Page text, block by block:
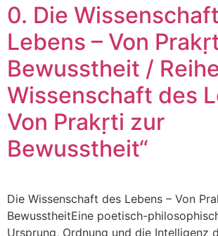
0. Die
Lebens – Von
Bewusstheit /
Wissenschaft des
Von Prakṛti zur
Bewusstheit“
Die Wissenschaft des Lebens – Von
BewusstheitEine poetisch-
Ursprung, Ordnung und die Intelligenz